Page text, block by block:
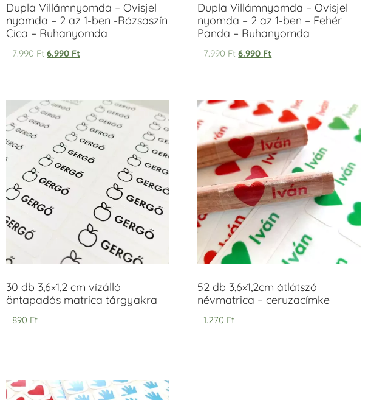
Dupla Villámnyomda – Ovisjel
nyomda – 2 az 1-ben -Rózsaszín
Cica – Ruhanyomda
7.990Ft 6.990 Ft
Dupla Villámnyomda – Ovisjel
nyomda – 2 az 1-ben – Fehér
Panda – Ruhanyomda
7.990Ft 6.990 Ft
30 db 3,6×1,2 cm vízálló
öntapadós matrica tárgyakra
890 Ft
52 db 3,6×1,2cm átlátszó
névmatrica – ceruzacímke
1.270 Ft